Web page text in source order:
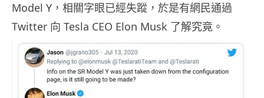
Model Y，相關字眼已經失蹤，於是有網民通過
Twitter 向 Tesla CEO Elon Musk 了解究竟。